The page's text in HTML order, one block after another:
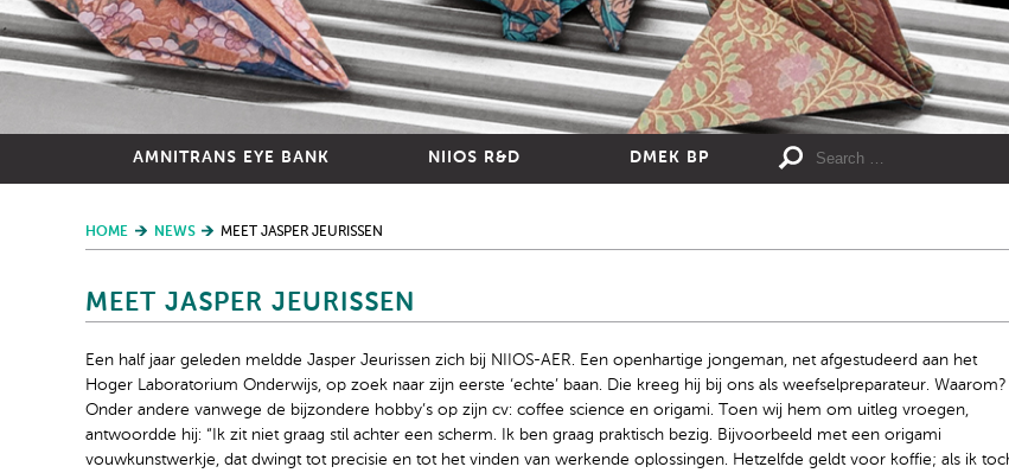
AMNITRANS EYE BANK NIIOS R&D DMEK BP
HOME NEWS MEET JASPER JEURISSEN
MEET JASPER JEURISSEN
Een half jaar geleden meldde Jasper Jeurissen zich bij NIIOS-AER. Een openhartige jongeman, net afgestudeerd aan het
Hoger Laboratorium Onderwijs, op zoek naar zijn eerste ‘echte’ baan. Die kreeg hij bij ons als weefselpreparateur. Waarom?
Onder andere vanwege de bijzondere hobby’s op zijn cv: coffee science en origami. Toen wij hem om uitleg vroegen,
antwoordde hij: “Ik zit niet graag stil achter een scherm. Ik ben graag praktisch bezig. Bijvoorbeeld met een origami
vouwkunstwerkje, dat dwingt tot precisie en tot het vinden van werkende oplossingen. Hetzelfde geldt voor koffie; als ik